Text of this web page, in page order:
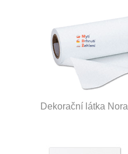
Dekorační látka Nora